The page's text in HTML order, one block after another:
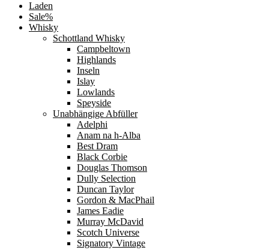
Laden
Sale%
Whisky
Schottland Whisky
Campbeltown
Highlands
Inseln
Islay
Lowlands
Speyside
Unabhängige Abfüller
Adelphi
Anam na h-Alba
Best Dram
Black Corbie
Douglas Thomson
Dully Selection
Duncan Taylor
Gordon & MacPhail
James Eadie
Murray McDavid
Scotch Universe
Signatory Vintage